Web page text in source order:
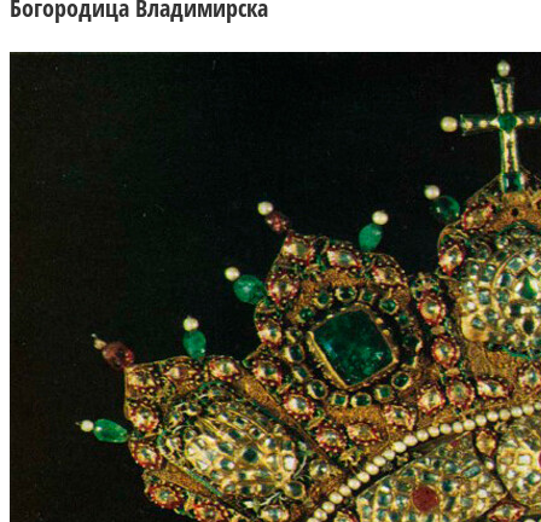
Богородица Владимирска